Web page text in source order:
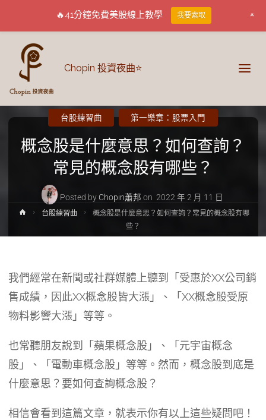
Chopin 投資夜曲⭐
概念股是什麼意思？如何查詢？
常見的概念股有哪些？
Posted by Chopin蕭邦 on 2022 年 2 月 11 日
台股練習曲 第一樂章：股票入門
台股練習曲
概念股是什麼意思？如何查詢？常見的概念股有哪
些？
我們經常在新聞或社群媒體上聽到「受惠於XX公司銷
售成績，因此XX概念股皆大漲」、「XX概念股受原
物料影響大漲」等等。
也常聽朋友說到「蘋果概念股」、「元宇宙概念
股」、「電動車概念股」等等。然而，概念股到底是
什麼意思？要如何查詢概念股？
相信會看到這篇文章，就表示你有以上這些疑問吧！
🔥41分鐘免費美股線上教學 我要索取 +